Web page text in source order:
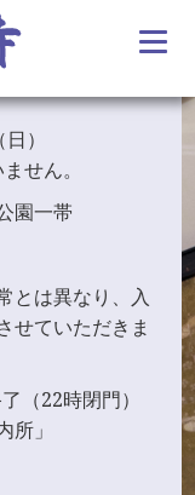
）
せん。
園一帯
とは異なり、入
せていただきま
（22時閉門）
」